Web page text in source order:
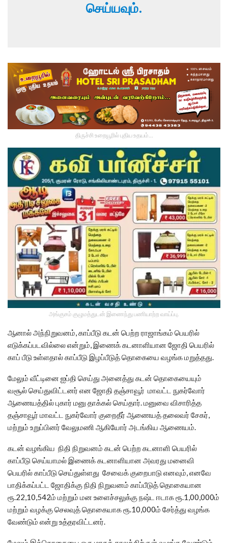
செய்யவும்.
திருச்சி உறையூரில் புதிய உதயம்...
அங்குசம் குழுமத்துடன் இணைந்து பணியாற்ற வாய்ப்பு.
ஆனால் அந்நிறுவனம், காப்பீடு கடன் பெற்ற ராஜாங்கம் பெயரில்
எடுக்கப்படவில்லை என்றும், இணைக் கடனாளியான ஜோதி பெயரில்
காப் பீடு உள்ளதால் காப்பீடு இழப்பீடுத் தொகையை வழங்க மறுத்தது.
மேலும் வீட்டினை ஐப்தி செய்து அனைத்து கடன் தொகையையும்
வசூல் செய்துவிட்டனர் என ஜோதி தஞ்சாவூர் மாவட்ட நுகர்வோர்
ஆணையத்தில் புகார் மனு தாக்கல் செய்தார். மனுவை விசாரித்த
தஞ்சாவூர் மாவட்ட நுகர்வோர் குறைதீர் ஆணையத் தலைவர் சேகர்,
மற்றும் உறுப்பினர் வேலுமணி ஆகியோர் அடங்கிய ஆணையம்.
கடன் வழங்கிய நிதி நிறுவனம் கடன் பெற்ற கடனாளி பெயரில்
காப்பீடு செய்யாமல் இணைக் கடனாளியான அவரது மனைவி
பெயரில் காப்பீடு செய்துள்ளது சேவைக் குறைபாடு எனவும், எனவே
பாதிக்கப்பட்ட ஜோதிக்கு நிதி நிறுவனம் காப்பீடுத் தொகையான
ரூ.22,10,542ம் மற்றும் மன உளைச்சலுக்கு நஷ்ட ஈடாக ரூ.1,00,000ம்
மற்றும் வழக்கு செலவுத் தொகையாக ரூ.10,000ம் சேர்த்து வழங்க
வேண்டும் என்று உத்தரவிட்டனர்.